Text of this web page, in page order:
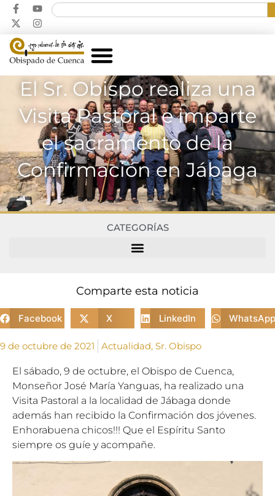
El Sr. Obispo realiza una
Visita Pastoral e imparte
el sacramento de la
Confirmación en Jábaga
CATEGORÍAS
Comparte esta noticia
Facebook X LinkedIn WhatsApp
9 de octubre de 2021 Actualidad, Sr. Obispo
El sábado, 9 de octubre, el Obispo de Cuenca,
Monseñor José María Yanguas, ha realizado una
Visita Pastoral a la localidad de Jábaga donde
además han recibido la Confirmación dos jóvenes.
Enhorabuena chicos!!! Que el Espíritu Santo
siempre os guíe y acompañe.